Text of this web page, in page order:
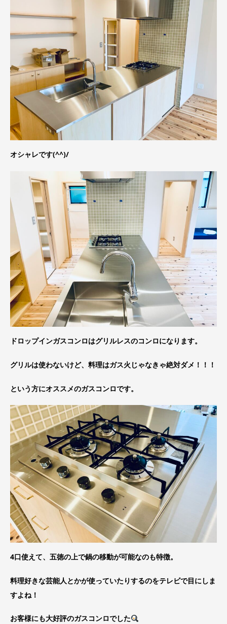
オシャレです(^^)/
ドロップインガスコンロはグリルレスのコンロになります。
グリルは使わないけど、料理はガス火じゃなきゃ絶対ダメ！！！
という方にオススメのガスコンロです。
4口使えて、五徳の上で鍋の移動が可能なのも特徴。
料理好きな芸能人とかが使っていたりするのをテレビで目にしま
すよね！
お客様にも大好評のガスコンロでした